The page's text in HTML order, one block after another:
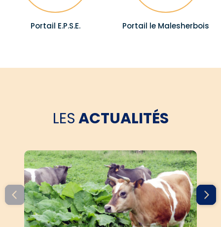
Portail E.P.S.E. Portail le Malesherbois
LESACTUALITÉS